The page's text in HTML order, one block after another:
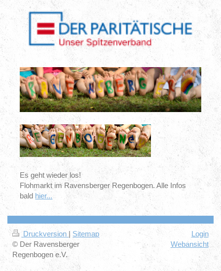
Es geht wieder los!
Flohmarkt im Ravensberger Regenbogen. Alle Infos
bald hier...
Druckversion | Sitemap
© Der Ravensberger
Regenbogen e.V.
Login
Webansicht